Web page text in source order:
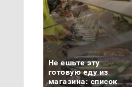
Не ешьте эту
готовую еду из
магазина: список